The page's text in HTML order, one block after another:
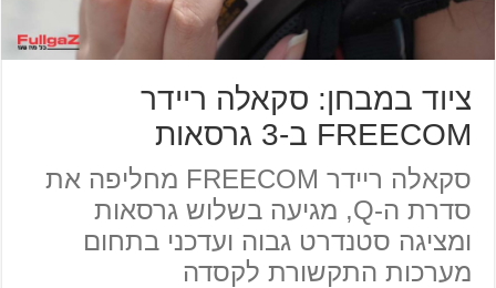
ציוד במבחן: סקאלה ריידר
FREECOM ב-3 גרסאות
סקאלה ריידר FREECOM מחליפה את
סדרת ה-Q, מגיעה בשלוש גרסאות
ומציגה סטנדרט גבוה ועדכני בתחום
מערכות התקשורת לקסדה